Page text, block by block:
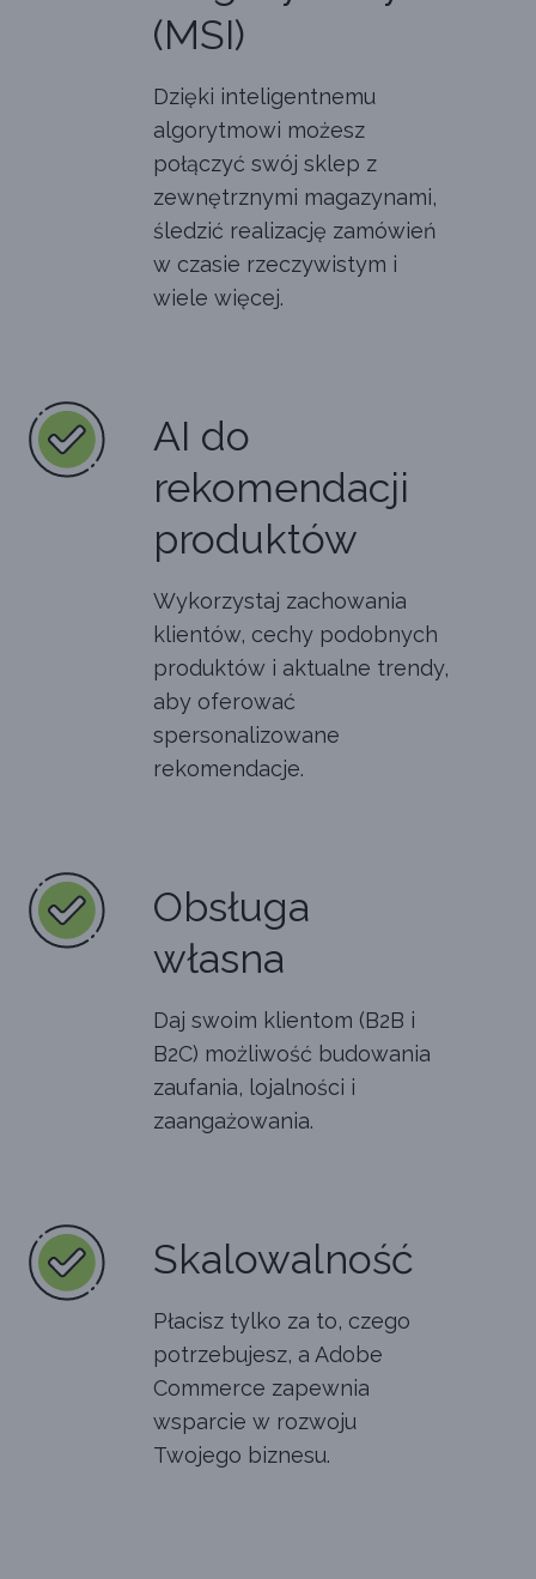
(MSI)
Dzięki inteligentnemu
algorytmowi możesz
połączyć swój sklep z
zewnętrznymi magazynami,
śledzić realizację zamówień
w czasie rzeczywistym i
wiele więcej.
AI do
rekomendacji
produktów
Wykorzystaj zachowania
klientów, cechy podobnych
produktów i aktualne trendy,
aby oferować
spersonalizowane
rekomendacje.
Obsługa
własna
Daj swoim klientom (B2B i
B2C) możliwość budowania
zaufania, lojalności i
zaangażowania.
Skalowalność
Płacisz tylko za to, czego
potrzebujesz, a Adobe
Commerce zapewnia
wsparcie w rozwoju
Twojego biznesu.